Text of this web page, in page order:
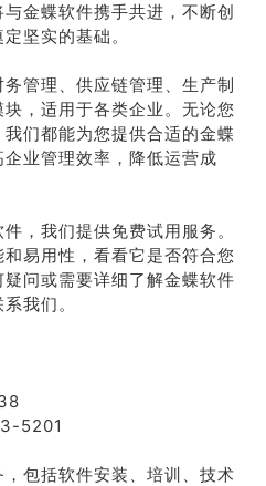
金蝶软件携手共进，不断创
坚实的基础。
管理、供应链管理、生产制
，适用于各类企业。无论您
们都能为您提供合适的金蝶
业管理效率，降低运营成
，我们提供免费试用服务。
易用性，看看它是否符合您
问或需要详细了解金蝶软件
我们。
5201
包括软件安装、培训、技术